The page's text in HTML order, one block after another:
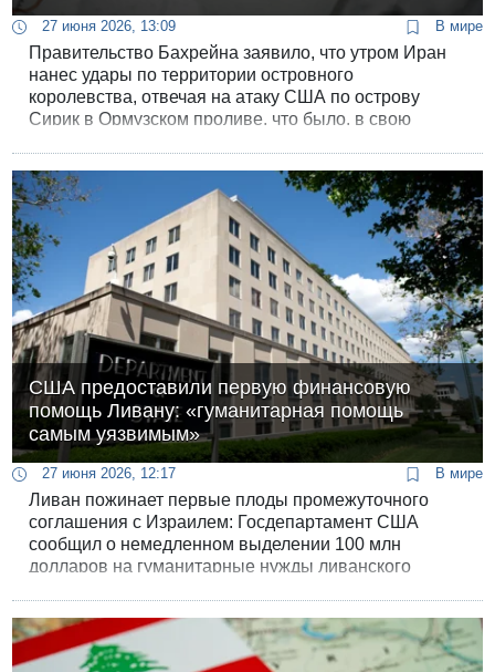
27 июня 2026, 13:09 В мире
Правительство Бахрейна заявило, что утром Иран
нанес удары по территории островного
королевства, отвечая на атаку США по острову
Сирик в Ормузском проливе, что было, в свою
США предоставили первую финансовую
помощь Ливану: «гуманитарная помощь
самым уязвимым»
27 июня 2026, 12:17 В мире
Ливан пожинает первые плоды промежуточного
соглашения с Израилем: Госдепартамент США
сообщил о немедленном выделении 100 млн
долларов на гуманитарные нужды ливанского